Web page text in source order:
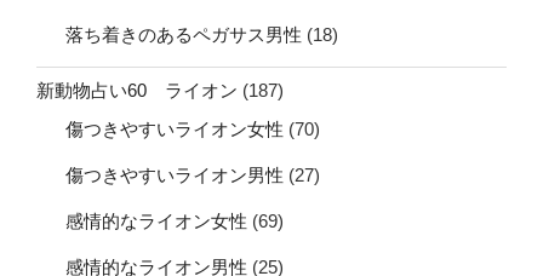
落ち着きのあるペガサス男性 (18)
新動物占い60 ライオン (187)
傷つきやすいライオン女性 (70)
傷つきやすいライオン男性 (27)
感情的なライオン女性 (69)
感情的なライオン男性 (25)